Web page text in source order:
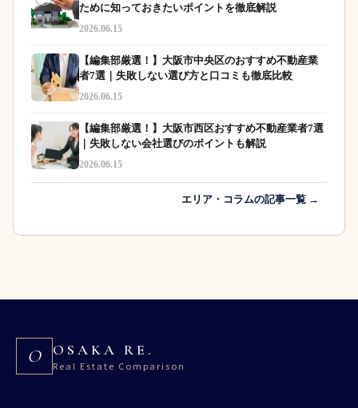
ために知っておきたいポイントを徹底解説
2026.06.15
【編集部厳選！】大阪市中央区のおすすめ不動産業
者7選｜失敗しない選び方と口コミも徹底比較
2026.06.15
【編集部厳選！】大阪市西区おすすめ不動産業者7選
｜失敗しない会社選びのポイントも解説
2026.06.15
エリア・コラムの記事一覧 →
O OSAKA RE.
Real Estate Comparison